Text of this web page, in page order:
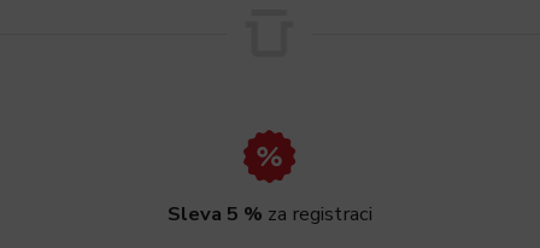
Sleva 5 % za registraci